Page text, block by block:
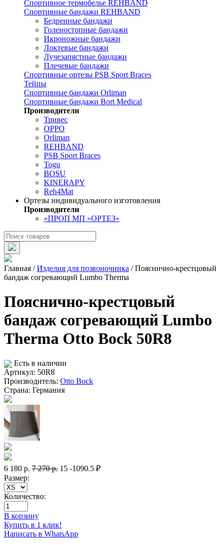
Спортивное термобелье REHBAND
Спортивные бандажи REHBAND
Бедренные бандажи
Голеностопные бандажи
Икроножные бандажи
Локтевые бандажи
Лучезапястные бандажи
Плечевые бандажи
Спортивные ортезы PSB Sport Braces
Тейпы
Спортивные бандажи Orliman
Спортивные бандажи Bort Medical
Производители
Тривес
OPPO
Orliman
REHBAND
PSB Sport Braces
Togu
BOSU
KINERAPY
Reh4Mat
Ортезы индивидуального изготовления
Производители
«ПРОП МП «ОРТЕЗ»
Главная /Изделия для позвоночника /Пояснично-крестцовый
бандаж согревающий Lumbo Therma
Пояснично-крестцовый
бандаж согревающий Lumbo
Therma Otto Bock 50R8
Есть в наличии
Артикул: 50R8
Производитель: Otto Bock
Страна: Германия
6 180 р. 7 270р. 15 -1090.5 ₽
Размер:
Количество:
В корзину
Купить в 1 клик!
Написать в WhatsApp